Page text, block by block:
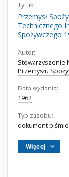
Tytuł:
Przemysł
Technicznego
Spożywczego
Autor:
Stowarzyszenie
Przemysłu
Data wydania:
1962
Typ zasobu:
dokument
Więcej